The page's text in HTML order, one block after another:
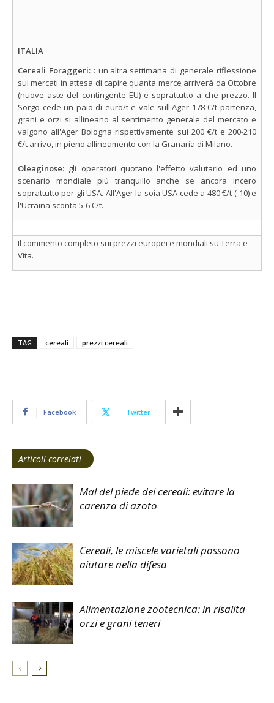
ITALIA
Cereali Foraggeri: : un'altra settimana di generale riflessione
sui mercati in attesa di capire quanta merce arriverà da Ottobre
(nuove aste del contingente EU) e soprattutto a che prezzo. Il
Sorgo cede un paio di euro/t e vale sull'Ager 178 €/t partenza,
grani e orzi si allineano al sentimento generale del mercato e
valgono all'Ager Bologna rispettivamente sui 200 €/t e 200-210
€/t arrivo, in pieno allineamento con la Granaria di Milano.
Oleaginose: gli operatori quotano l'effetto valutario ed uno
scenario mondiale più tranquillo anche se ancora incero
soprattutto per gli USA. All'Ager la soia USA cede a 480 €/t (-10) e
l'Ucraina sconta 5-6 €/t.
Il commento completo sui prezzi europei e mondiali su Terra e
Vita.
TAG cereali prezzi cereali
Facebook Twitter
Articoli correlati
Mal del piede dei cereali: evitare la
carenza di azoto
Cereali, le miscele varietali possono
aiutare nella difesa
Alimentazione zootecnica: in risalita
orzi e grani teneri